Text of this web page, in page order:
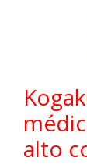
alto